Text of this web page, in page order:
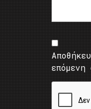
επόμενη